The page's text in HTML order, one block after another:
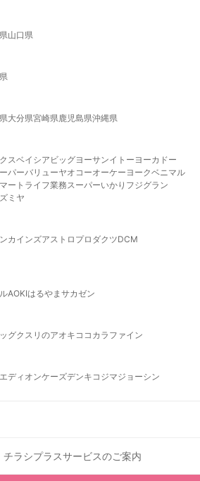
山口県
大分県宮崎県鹿児島県沖縄県
スベイシア ビッグヨーサンイトーヨーカドー
パーバリューヤオコーオーケー ヨークベニマル
ート ライフ業務スーパーいかり フジグラン
ミヤ
カインズアストロプロダクツDCM
AOKIはるやま サカゼン
グクスリのアオキ ココカラファイン
エディオンケーズデンキ コジマジョーシン
ラシプラスサービスのご案内